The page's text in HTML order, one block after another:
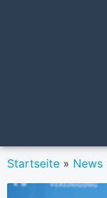
Startseite » News